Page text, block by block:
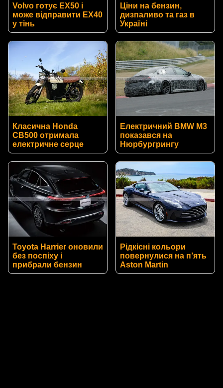
Volvo готує EX50 і
може відправити EX40
у тінь
Ціни на бензин,
дизпаливо та газ в
Україні
Класична Honda
CB500 отримала
електричне серце
Електричний BMW M3
показався на
Нюрбургрингу
Toyota Harrier оновили
без поспіху і
прибрали бензин
Рідкісні кольори
повернулися на п’ять
Aston Martin